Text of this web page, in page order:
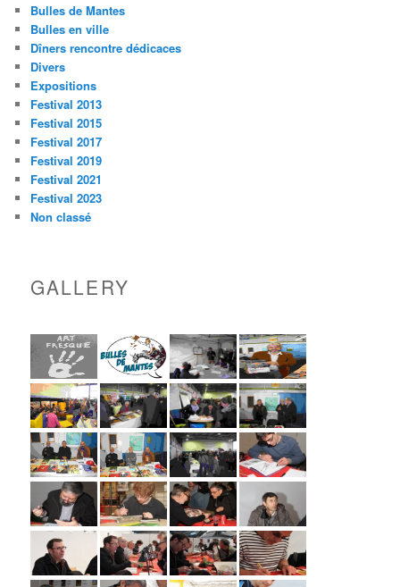
Bulles de Mantes
Bulles en ville
Dîners rencontre dédicaces
Divers
Expositions
Festival 2013
Festival 2015
Festival 2017
Festival 2019
Festival 2021
Festival 2023
Non classé
GALLERY